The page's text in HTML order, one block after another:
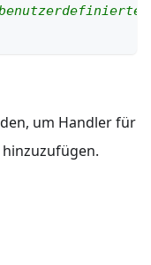
um Handler für
hinzuzufügen.